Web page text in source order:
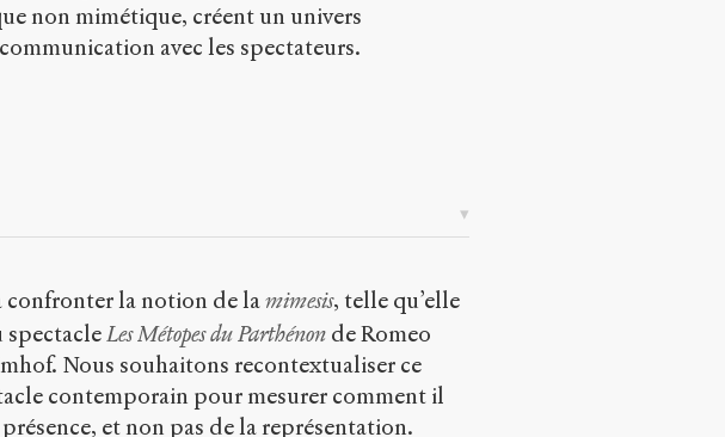
non mimétique, créent un univers
avec les spectateurs.
confronter la notion de lamimesis, telle qu’elle
spectacleLes Métopes du Parthénon de Romeo
Nous souhaitons recontextualiser ce
contemporain pour mesurer comment il
et non pas de la représentation.